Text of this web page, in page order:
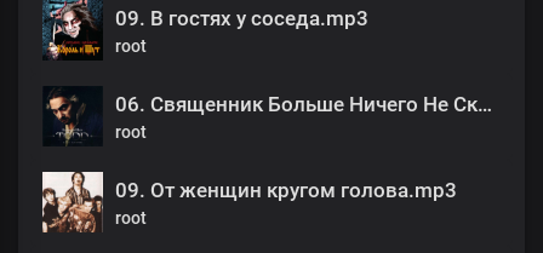
09. В гостях у соседа.mp3
root
06. Священник Больше Ничего Не Скажет (Ария Тодда).mp3
root
09. От женщин кругом голова.mp3
root